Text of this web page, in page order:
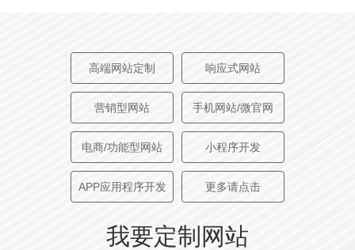
高端网站定制 响应式网站
营销型网站 手机网站/微官网
电商/功能型网站 小程序开发
APP应用程序开发 更多请点击
我要定制网站